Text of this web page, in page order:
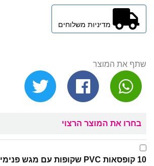
שתף את המוצר
בחרו את המוצר הרצוי
10 קופסאות PVC שקופות עם מגש פנימי